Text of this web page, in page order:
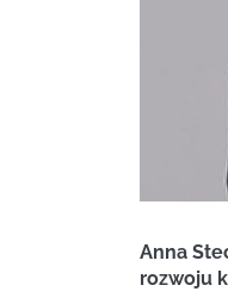
Anna
rozwoju